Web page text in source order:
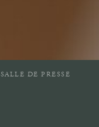
SALLE DE PRESSE